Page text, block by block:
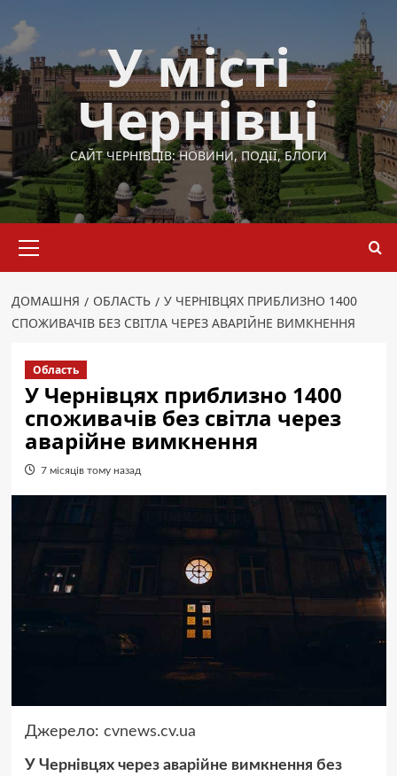
до
вмісту
У місті
Чернівці
САЙТ ЧЕРНІВЦІВ: НОВИНИ, ПОДІЇ, БЛОГИ
меню
ДОМАШНЯ ОБЛАСТЬ
У ЧЕРНІВЦЯХ ПРИБЛИЗНО 1400
СПОЖИВАЧІВ БЕЗ СВІТЛА ЧЕРЕЗ АВАРІЙНЕ ВИМКНЕННЯ
Область
У Чернівцях приблизно 1400
споживачів без світла через
аварійне вимкнення
7 місяців тому назад
Джерело: cvnews.cv.ua
У Чернівцях через аварійне вимкнення без